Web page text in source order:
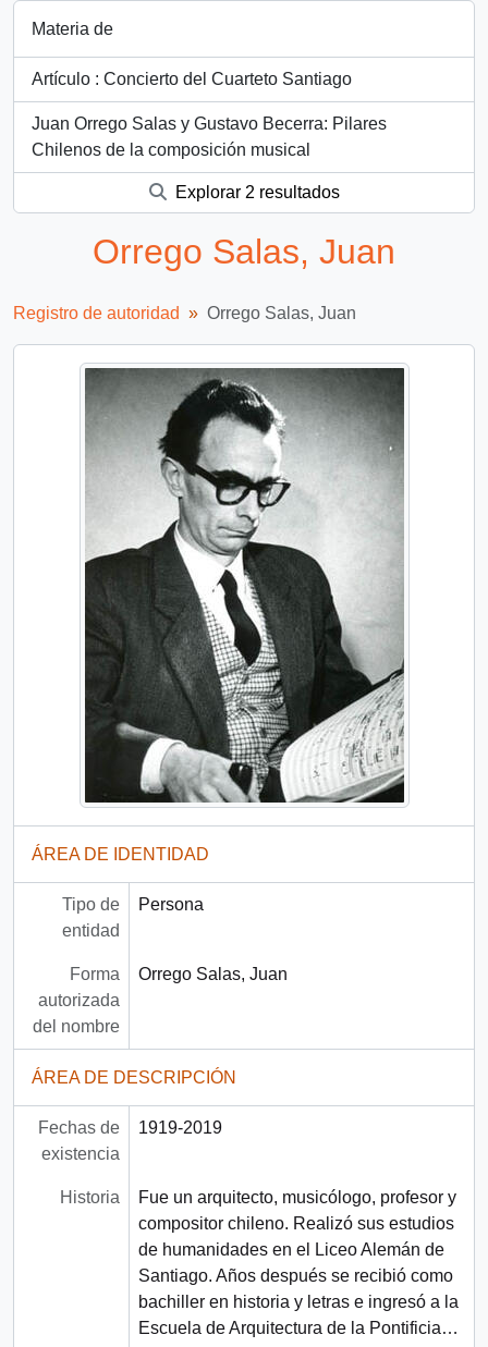
Materia de
Artículo : Concierto del Cuarteto Santiago
Juan Orrego Salas y Gustavo Becerra: Pilares
Chilenos de la composición musical
Explorar 2 resultados
Orrego Salas, Juan
Registro de autoridad Orrego Salas, Juan
ÁREA DE IDENTIDAD
Tipo de
entidad
Persona
Forma
autorizada
del nombre
Orrego Salas, Juan
ÁREA DE DESCRIPCIÓN
Fechas de
existencia
1919-2019
Historia
Fue un arquitecto, musicólogo, profesor y
compositor chileno. Realizó sus estudios
de humanidades en el Liceo Alemán de
Santiago. Años después se recibió como
bachiller en historia y letras e ingresó a la
Escuela de Arquitectura de la Pontificia…